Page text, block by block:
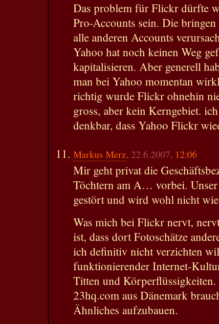
Das problem für Flickr dürfte
Pro-Accounts sein. Die
alle anderen Accounts
Yahoo hat noch keinen Weg
kapitalisieren. Aber generell
man bei Yahoo momentan
richtig wurde Flickr ohnehin
gross, aber kein Kerngebiet.
denkbar, dass Yahoo Flickr
Markus Merz, 22.6.2007, 12:06
Mir geht privat die
Töchtern am A… vorbei.
gestört und wird wohl nicht
Was mich bei Flickr nervt,
ist, dass dort Fotoschätze
ich definitiv nicht verzichten
funktionierender Internet-
Titten und
23hq.com aus Dänemark
Ähnliches aufzubauen.